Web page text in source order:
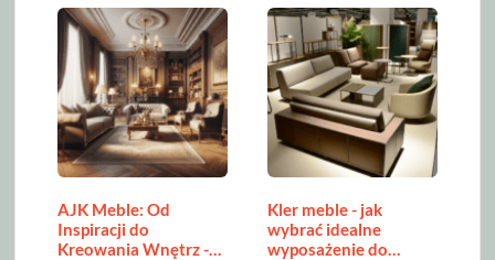
AJK Meble: Od
Inspiracji do
Kreowania Wnętrz -…
Kler meble - jak
wybrać idealne
wyposażenie do…